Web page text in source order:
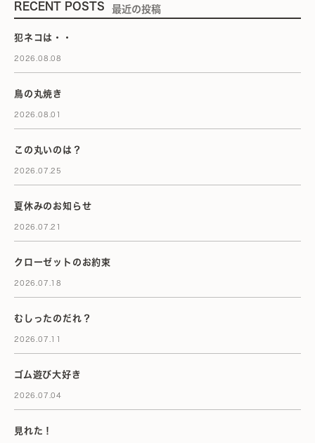
RECENT POSTS 最近の投稿
犯ネコは・・
2026.08.08
鳥の丸焼き
2026.08.01
この丸いのは？
2026.07.25
夏休みのお知らせ
2026.07.21
クローゼットのお約束
2026.07.18
むしったのだれ？
2026.07.11
ゴム遊び大好き
2026.07.04
見れた！